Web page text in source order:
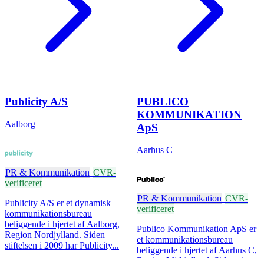
Publicity A/S
Aalborg
PR & Kommunikation CVR-
verificeret
Publicity A/S er et dynamisk
kommunikationsbureau
beliggende i hjertet af Aalborg,
Region Nordjylland. Siden
stiftelsen i 2009 har Publicity...
PUBLICO
KOMMUNIKATION
ApS
Aarhus C
PR & Kommunikation CVR-
verificeret
Publico Kommunikation ApS er
et kommunikationsbureau
beliggende i hjertet af Aarhus C,